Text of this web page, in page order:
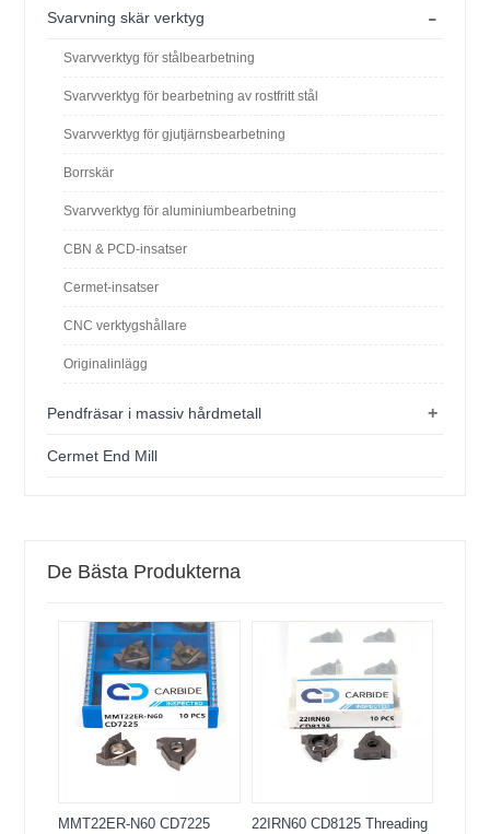
-
Svarvning skär verktyg
Svarvverktyg för stålbearbetning
Svarvverktyg för bearbetning av rostfritt stål
Svarvverktyg för gjutjärnsbearbetning
Borrskär
Svarvverktyg för aluminiumbearbetning
CBN & PCD-insatser
Cermet-insatser
CNC verktygshållare
Originalinlägg
+
Pendfräsar i massiv hårdmetall
Cermet End Mill
De Bästa Produkterna
MMT22ER-N60 CD7225
22IRN60 CD8125 Threading